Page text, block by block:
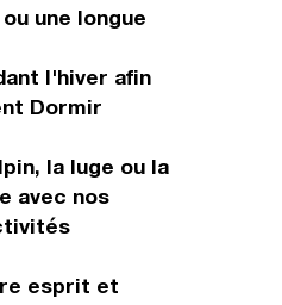
une longue
l'hiver afin
Dormir
la luge ou la
avec nos
esprit et